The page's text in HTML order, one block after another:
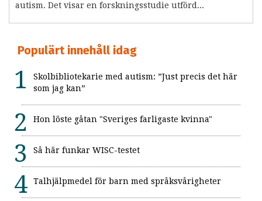
autism. Det visar en forskningsstudie utförd...
Populärt innehåll idag
Skolbibliotekarie med autism: ”Just precis det här
som jag kan”
Hon löste gåtan "Sveriges farligaste kvinna"
Så här funkar WISC-testet
Talhjälpmedel för barn med språksvårigheter